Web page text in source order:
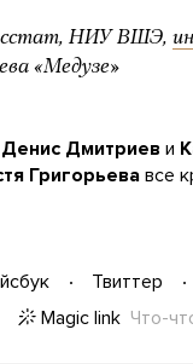
НИУ ВШЭ,
«Медузе»
Денис Дмитриев и
Григорьева все
Твиттер
Magic link Что-